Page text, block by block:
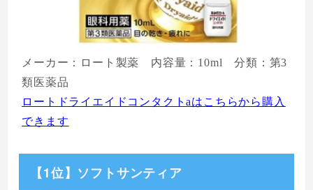
メーカー：ロート製薬 内容量：10ml 分類：第3
類医薬品
ロートドライエイドコンタクトaはこちらから購入
できます
【1位】ソフトサンティア